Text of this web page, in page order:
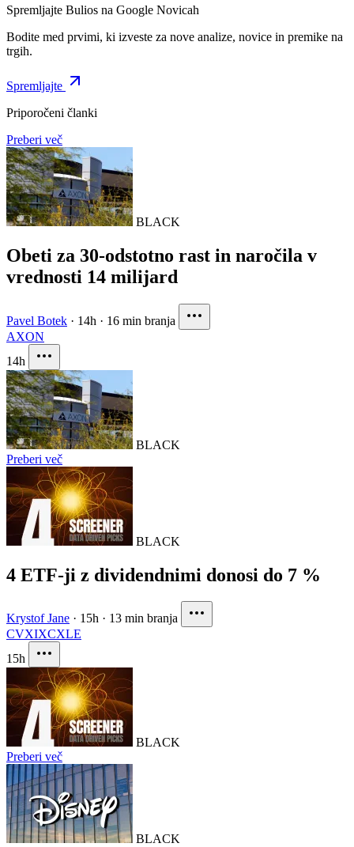
Spremljajte Bulios na Google Novicah
Bodite med prvimi, ki izveste za nove analize, novice in premike na
trgih.
Spremljajte
Priporočeni članki
Preberi več
BLACK
Obeti za 30-odstotno rast in naročila v
vrednosti 14 milijard
Pavel Botek · 14h · 16 min branja
AXON
14h
BLACK
Preberi več
BLACK
4 ETF-ji z dividendnimi donosi do 7 %
Krystof Jane · 15h · 13 min branja
CVXIXCXLE
15h
BLACK
Preberi več
BLACK